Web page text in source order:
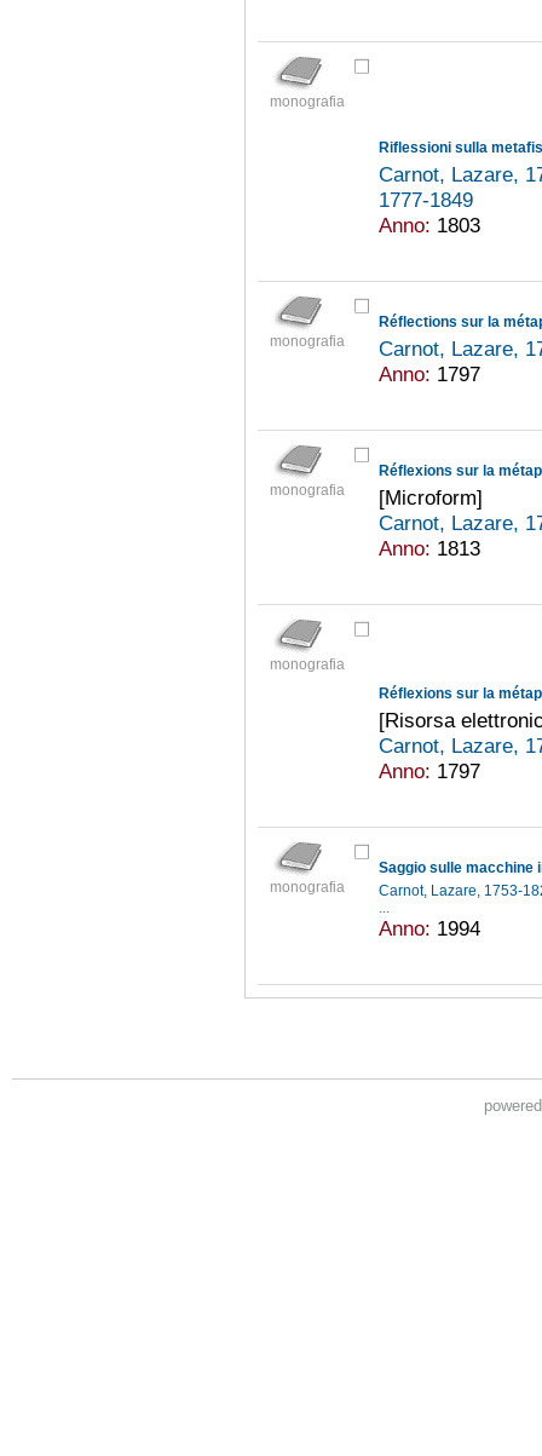
monografia
Riflessioni sulla
Carnot, Lazare,
1777-1849
Anno: 1803
monografia
Réflections sur la
Carnot, Lazare,
Anno: 1797
monografia
Réflexions sur la
[Microform]
Carnot, Lazare,
Anno: 1813
monografia
Réflexions sur la
[Risorsa
Carnot, Lazare,
Anno: 1797
monografia
Saggio sulle macchine
Carnot, Lazare, 1753-
Anno: 1994